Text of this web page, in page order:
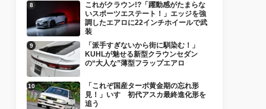
これがクラウン!?「躍動感がたまらな
いスポーツエステート！」エッジを強
調したエアロに22インチホイールで武
装
「派手すぎないから街に馴染む！」
KUHLが魅せる新型クラウンセダン
の“大人な”薄型フラップエアロ
「これぞ国産ターボ黄金期の忘れ形
見！」いすゞ初代アスカ最終進化形を
追う